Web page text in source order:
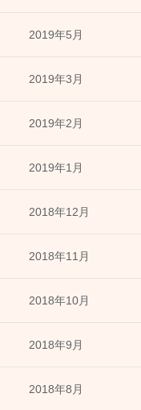
2019年5月
2019年3月
2019年2月
2019年1月
2018年12月
2018年11月
2018年10月
2018年9月
2018年8月